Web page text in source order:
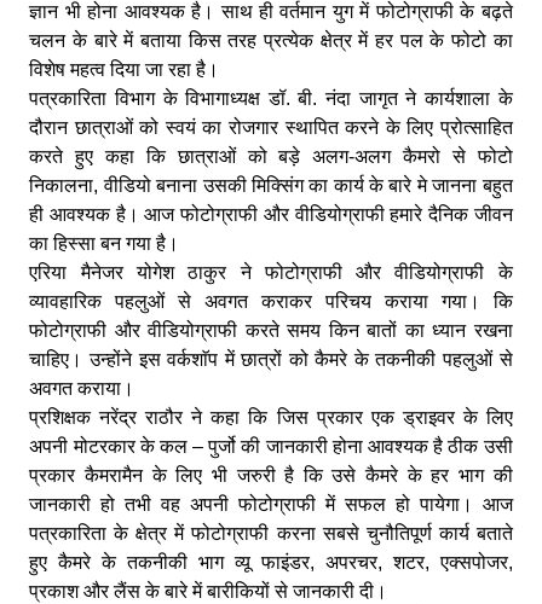
ज्ञान भी होना आवश्यक है। साथ ही वर्तमान युग में फोटोग्राफी के बढ़ते
चलन के बारे में बताया किस तरह प्रत्येक क्षेत्र में हर पल के फोटो का
विशेष महत्व दिया जा रहा है।
पत्रकारिता विभाग के विभागाध्यक्ष डॉ. बी. नंदा जागृत ने कार्यशाला के
दौरान छात्राओं को स्वयं का रोजगार स्थापित करने के लिए प्रोत्साहित
करते हुए कहा कि छात्राओं को बड़े अलग-अलग कैमरो से फोटो
निकालना, वीडियो बनाना उसकी मिक्सिंग का कार्य के बारे मे जानना बहुत
ही आवश्यक है। आज फोटोग्राफी और वीडियोग्राफी हमारे दैनिक जीवन
का हिस्सा बन गया है।
एरिया मैनेजर योगेश ठाकुर ने फोटोग्राफी और वीडियोग्राफी के
व्यावहारिक पहलुओं से अवगत कराकर परिचय कराया गया। कि
फोटोग्राफी और वीडियोग्राफी करते समय किन बातों का ध्यान रखना
चाहिए। उन्होंने इस वर्कशाॅप में छात्रों को कैमरे के तकनीकी पहलुओं से
अवगत कराया।
प्रशिक्षक नरेंद्र राठौर ने कहा कि जिस प्रकार एक ड्राइवर के लिए
अपनी मोटरकार के कल – पुर्जो की जानकारी होना आवश्यक है ठीक उसी
प्रकार कैमरामैन के लिए भी जरुरी है कि उसे कैमरे के हर भाग की
जानकारी हो तभी वह अपनी फोटोग्राफी में सफल हो पायेगा। आज
पत्रकारिता के क्षेत्र में फोटोग्राफी करना सबसे चुनौतिपूर्ण कार्य बताते
हुए कैमरे के तकनीकी भाग व्यू फाइंडर, अपरचर, शटर, एक्सपोजर,
प्रकाश और लैंस के बारे में बारीकियों से जानकारी दी।